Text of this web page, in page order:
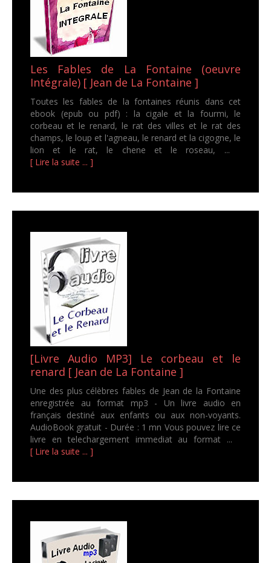
Les Fables de La Fontaine (oeuvre
Intégrale) [ Jean de La Fontaine ]
Toutes les fables de la fontaines réunis dans cet
ebook (epub ou pdf) : la cigale et la fourmi, le
corbeau et le renard, le rat des villes et le rat des
champs, le loup et l'agneau, le renard et la cigogne, le
lion et le rat, le chene et le roseau, ...
[ Lire la suite ... ]
[Livre Audio MP3] Le corbeau et le
renard [ Jean de La Fontaine ]
Une des plus célèbres fables de Jean de la Fontaine
enregistrée au format mp3 - Un livre audio en
français destiné aux enfants ou aux non-voyants.
AudioBook gratuit - Durée : 1 mn Vous pouvez lire ce
livre en telechargement immediat au format ...
[ Lire la suite ... ]